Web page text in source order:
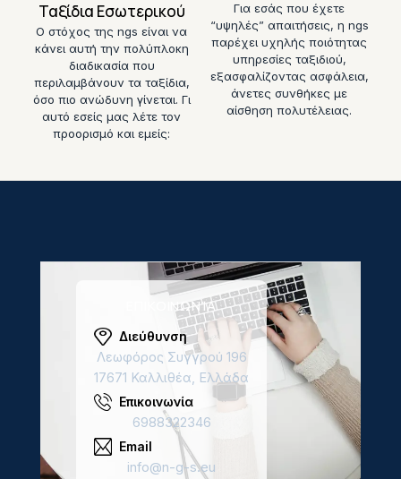
Ταξίδια Εσωτερικού
Ο στόχος της ngs είναι να
κάνει αυτή την πολύπλοκη
διαδικασία που
περιλαμβάνουν τα ταξίδια,
όσο πιο ανώδυνη γίνεται. Γι
αυτό εσείς μας λέτε τον
προορισμό και εμείς:
Για εσάς που έχετε
“υψηλές” απαιτήσεις, η ngs
παρέχει υχηλής ποιότητας
υπηρεσίες ταξιδιού,
εξασφαλίζοντας ασφάλεια,
άνετες συνθήκες με
αίσθηση πολυτέλειας.
ΕΠΙΚΟΙΝΩΝΊΑ
Διεύθυνση
Λεωφόρος Συγγρού 196
17671 Καλλιθέα, Ελλάδα
Επικοινωνία
6988322346
Email